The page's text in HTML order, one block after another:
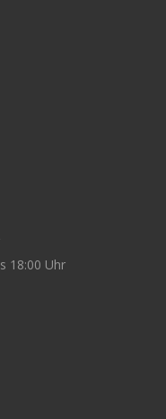
18:00 Uhr